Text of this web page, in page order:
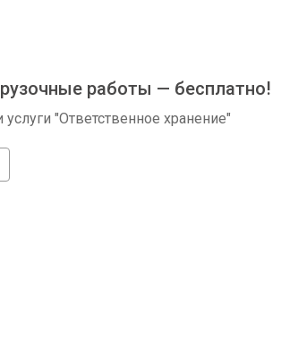
работы — бесплатно!
"Ответственное хранение"